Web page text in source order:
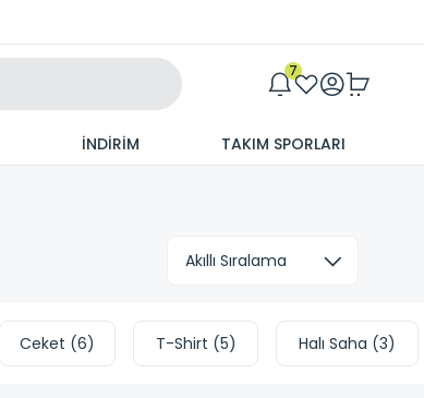
7
İNDİRİM TAKIM SPORLARI
Ceket (6) T-Shirt (5) Halı Saha (3)